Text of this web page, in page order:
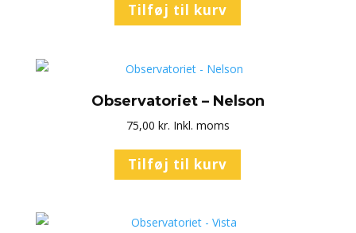
Tilføj til kurv
Observatoriet – Nelson
75,00 kr. Inkl. moms
Tilføj til kurv